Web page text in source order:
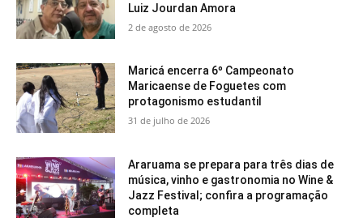
Luiz Jourdan Amora
2 de agosto de 2026
Maricá encerra 6º Campeonato
Maricaense de Foguetes com
protagonismo estudantil
31 de julho de 2026
Araruama se prepara para três dias de
música, vinho e gastronomia no Wine &
Jazz Festival; confira a programação
completa